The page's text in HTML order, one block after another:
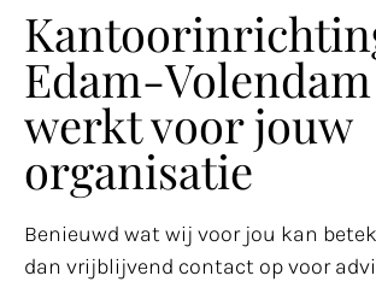
Edam-
werkt voor jouw
organisatie
Benieuwd wat wij voor jou kan
dan vrijblijvend contact op voor